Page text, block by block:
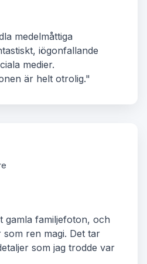
medelmåttiga
iögonfallande
medier.
är helt otrolig."
gamla familjefoton, och
ren magi. Det tar
som jag trodde var